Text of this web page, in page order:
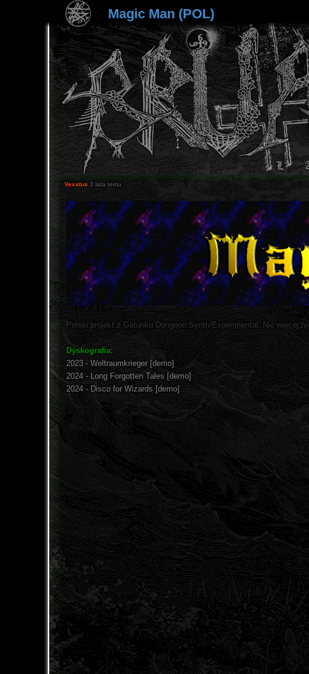
Magic Man (POL)
Vexatus 2 lata temu
Polski projekt z Gatunku Dungeon Synth/Experimental. Nic więcej
Dyskografia:
2023 - Weltraumkrieger [demo]
2024 - Long Forgotten Tales [demo]
2024 - Disco for Wizards [demo]